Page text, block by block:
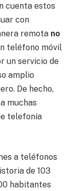
cuenta estos
con
remota no
teléfono móvil
un servicio de
amplio
De hecho,
muchas
telefonía
a teléfonos
de 103
habitantes